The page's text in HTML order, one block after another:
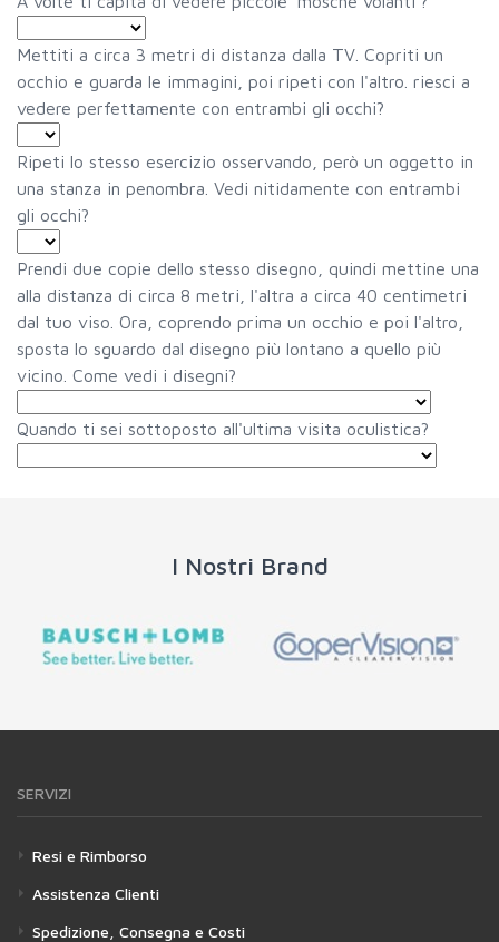
Mettiti a circa 3 metri di distanza dalla TV. Copriti un
occhio e guarda le immagini, poi ripeti con l'altro. riesci a
vedere perfettamente con entrambi gli occhi?
Ripeti lo stesso esercizio osservando, però un oggetto in
una stanza in penombra. Vedi nitidamente con entrambi
gli occhi?
Prendi due copie dello stesso disegno, quindi mettine una
alla distanza di circa 8 metri, l'altra a circa 40 centimetri
dal tuo viso. Ora, coprendo prima un occhio e poi l'altro,
sposta lo sguardo dal disegno più lontano a quello più
vicino. Come vedi i disegni?
Quando ti sei sottoposto all'ultima visita oculistica?
I Nostri Brand
SERVIZI
Resi e Rimborso
Assistenza Clienti
Spedizione, Consegna e Costi